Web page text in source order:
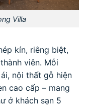
Villa
kín, riêng biệt,
viên. Mỗi
nội thất gỗ hiện
cao cấp – mang
ở khách sạn 5